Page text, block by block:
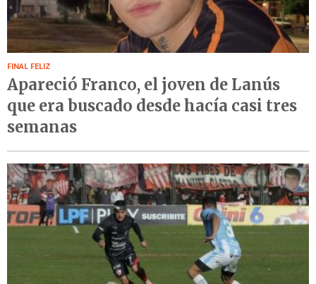
FINAL FELIZ
Apareció Franco, el joven de Lanús
que era buscado desde hacía casi tres
semanas